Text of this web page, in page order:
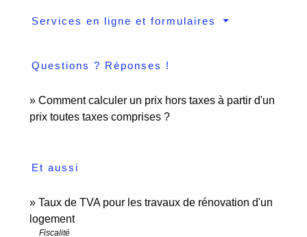
Services en ligne et formulaires
Questions ? Réponses !
Comment calculer un prix hors taxes à partir d'un
prix toutes taxes comprises ?
Et aussi
Taux de TVA pour les travaux de rénovation d'un
logement
Fiscalité